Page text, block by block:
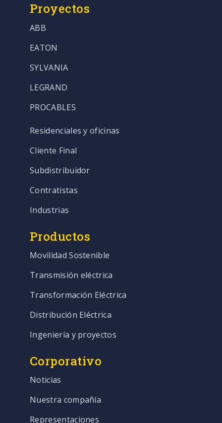
Proyectos
ABB
EATON
SYLVANIA
LEGRAND
PROCABLES
Residenciales y oficinas
Cliente Final
Subdistribuidor
Contratistas
Industrias
Productos
Movilidad Sostenible
Transmisión eléctrica
Transformación Eléctrica
Distribución Eléctrica
Ingeniería y proyectos
Corporativo
Noticias
Nuestra compañía
Representaciones